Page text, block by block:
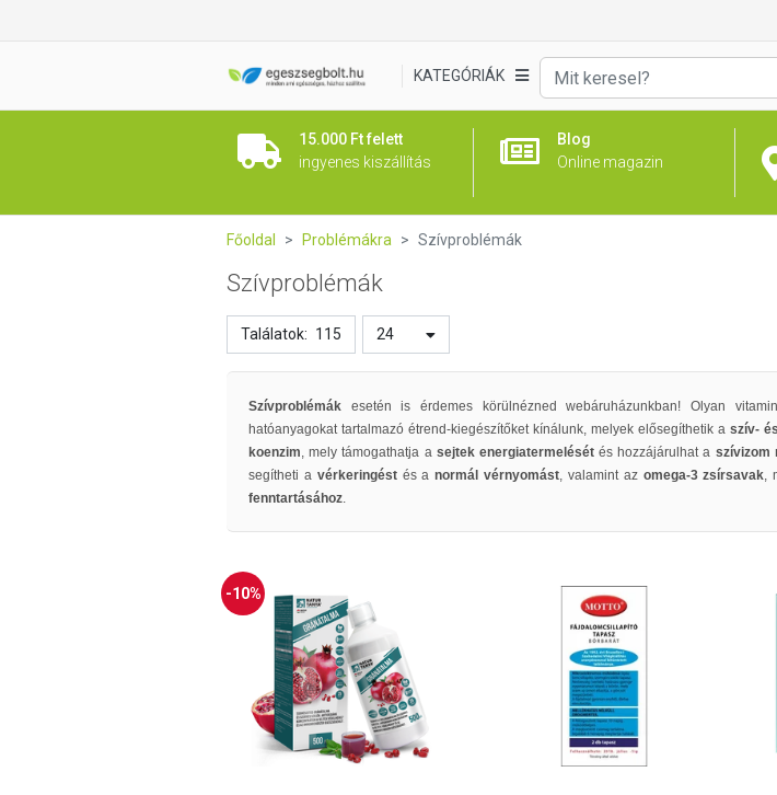
KATEGÓRIÁK
15.000 Ft felett
ingyenes kiszállítás
Blog
Online magazin
Főoldal Problémákra Szívproblémák
Szívproblémák
Találatok: 115 24
Szívproblémák esetén is érdemes körülnézned webáruházunkban! Olyan
hatóanyagokat tartalmazó étrend-kiegészítőket kínálunk, melyek elősegíthetik a szív-
koenzim, mely támogathatja a sejtek energiatermelésétés hozzájárulhat a szívizom
segítheti a vérkeringést és anormál vérnyomást, valamint az omega-3 zsírsavak,
fenntartásához.
-10%